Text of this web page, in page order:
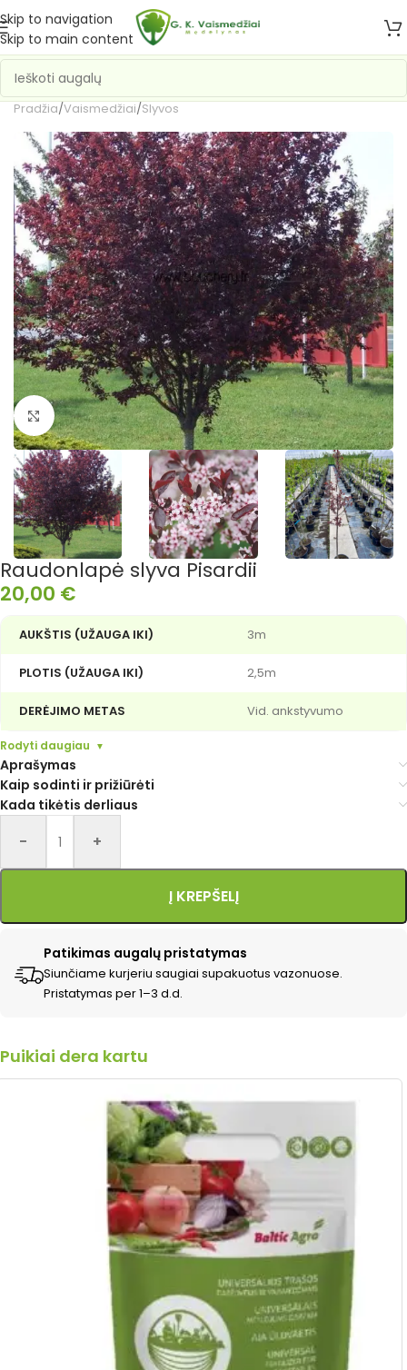
Skip to navigation
Skip to main content
Pradžia/Vaismedžiai/Slyvos
Išdidinti nuotrauką
Raudonlapė slyva Pisardii
20,00 €
AUKŠTIS (UŽAUGA IKI) 3m
PLOTIS (UŽAUGA IKI) 2,5m
DERĖJIMO METAS Vid. ankstyvumo
Rodyti daugiau
Aprašymas
Kaip sodinti ir prižiūrėti
Kada tikėtis derliaus
- +
Į KREPŠELĮ
Patikimas augalų pristatymas
Siunčiame kurjeriu saugiai supakuotus vazonuose.
Pristatymas per 1–3 d.d.
Puikiai dera kartu